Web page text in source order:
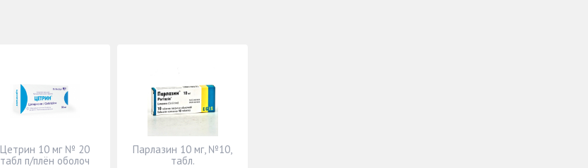
Цетрин 10 мг № 20
табл п/плён оболоч
Парлазин 10 мг, №10,
табл.